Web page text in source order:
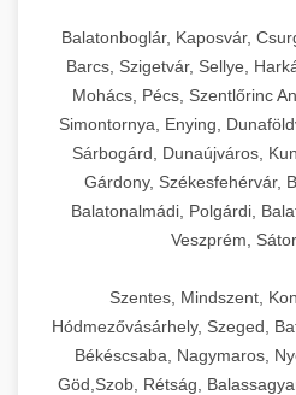
Balatonboglár, Kaposvár,
Barcs, Szigetvár, Sellye,
Mohács, Pécs, Szentlőrinc
Simontornya, Enying,
Sárbogárd, Dunaújváros,
Gárdony, Székesfehérvár,
Balatonalmádi, Polgárdi,
Veszprém,
Szentes, Mindszent,
Hódmezővásárhely, Szeged,
Békéscsaba, Nagymaros,
Göd,Szob, Rétság,